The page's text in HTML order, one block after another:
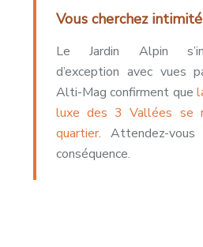
Vous cherchez
Le Jardin Alpin
d’exception avec vues
Alti-Mag confirment que
luxe des 3 Vallées se
quartier. Attendez-
conséquence.